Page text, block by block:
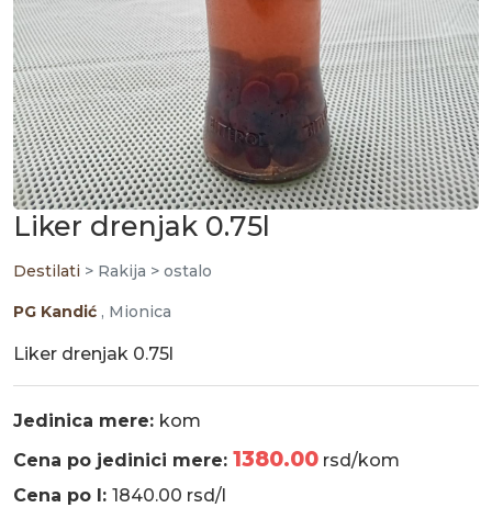
Liker drenjak 0.75l
Destilati > Rakija > ostalo
PG Kandić , Mionica
Liker drenjak 0.75l
Jedinica mere: kom
Cena po jedinici mere: 1380.00 rsd/kom
Cena po l: 1840.00 rsd/l